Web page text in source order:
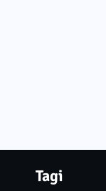
Tagi